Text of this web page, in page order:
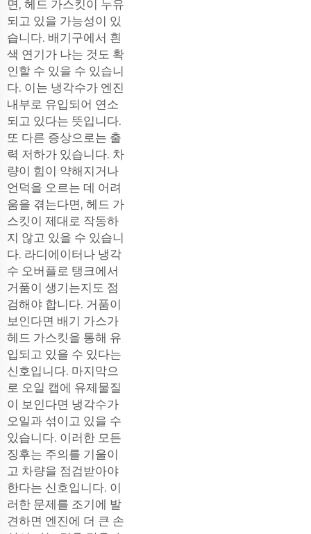
면, 헤드 가스킷이 누유
되고 있을 가능성이 있
습니다. 배기구에서 흰
색 연기가 나는 것도 확
인할 수 있을 수 있습니
다. 이는 냉각수가 엔진
내부로 유입되어 연소
되고 있다는 뜻입니다.
또 다른 증상으로는 출
력 저하가 있습니다. 차
량이 힘이 약해지거나
언덕을 오르는 데 어려
움을 겪는다면, 헤드 가
스킷이 제대로 작동하
지 않고 있을 수 있습니
다. 라디에이터나 냉각
수 오버플로 탱크에서
거품이 생기는지도 점
검해야 합니다. 거품이
보인다면 배기 가스가
헤드 가스킷을 통해 유
입되고 있을 수 있다는
신호입니다. 마지막으
로 오일 캡에 유제물질
이 보인다면 냉각수가
오일과 섞이고 있을 수
있습니다. 이러한 모든
징후는 주의를 기울이
고 차량을 점검받아야
한다는 신호입니다. 이
러한 문제를 조기에 발
견하면 엔진에 더 큰 손